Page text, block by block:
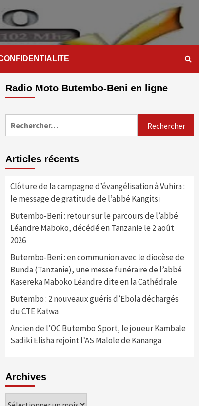
Radio Moto Butembo-Beni en ligne
Articles récents
Clôture de la campagne d’évangélisation à Vuhira :
le message de gratitude de l’abbé Kangitsi
Butembo-Beni : retour sur le parcours de l’abbé
Léandre Maboko, décédé en Tanzanie le 2 août
2026
Butembo-Beni : en communion avec le diocèse de
Bunda (Tanzanie), une messe funéraire de l’abbé
Kasereka Maboko Léandre dite en la Cathédrale
Butembo : 2 nouveaux guéris d’Ebola déchargés
du CTE Katwa
Ancien de l’OC Butembo Sport, le joueur Kambale
Sadiki Elisha rejoint l’AS Malole de Kananga
Archives
Archives